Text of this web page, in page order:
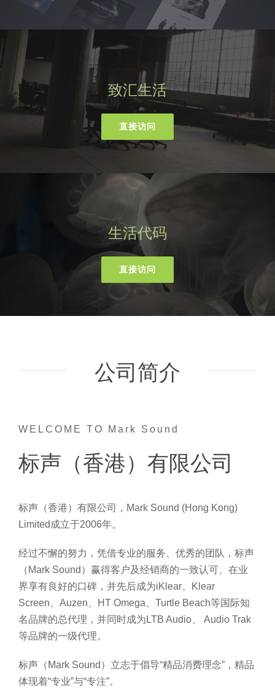
致汇生活
直接访问
生活代码
直接访问
公司简介
WELCOME TO Mark Sound
标声（香港）有限公司
标声（香港）有限公司，Mark Sound (Hong Kong)
Limited成立于2006年。
经过不懈的努力，凭借专业的服务、优秀的团队，标声
（Mark Sound）赢得客户及经销商的一致认可、在业
界享有良好的口碑，并先后成为iKlear、Klear
Screen、Auzen、HT Omega、Turtle Beach等国际知
名品牌的总代理，并同时成为LTB Audio、 Audio Trak
等品牌的一级代理。
标声（Mark Sound）立志于倡导“精品消费理念”，精品
体现着“专业”与“专注”。